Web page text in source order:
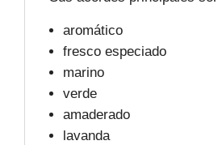
aromático
fresco especiado
marino
verde
amaderado
lavanda